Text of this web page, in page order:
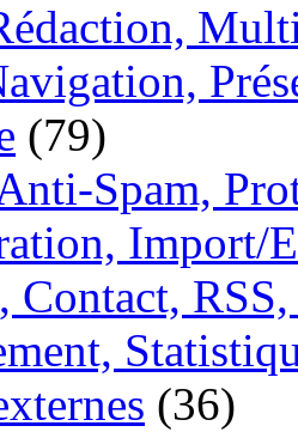
(79)
Spam,
Import/
Contact,
(36)